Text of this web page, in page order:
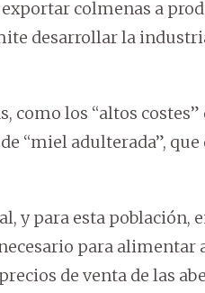
colmenas a
desarrollar la
como los “altos
“miel adulterada”,
y para esta población,
para alimentar
de venta de las